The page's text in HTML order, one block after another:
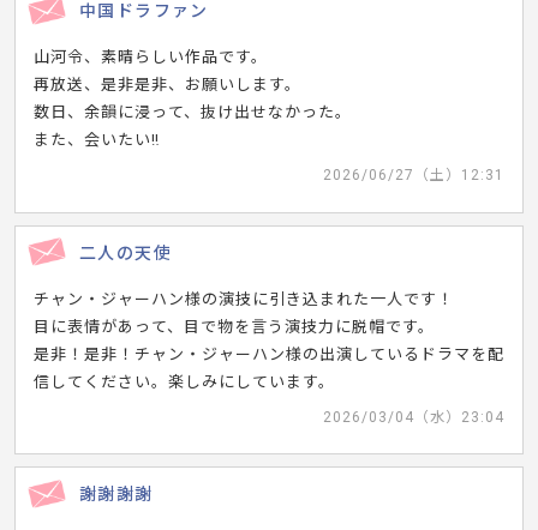
中国ドラファン
山河令、素晴らしい作品です。
再放送、是非是非、お願いします。
数日、余韻に浸って、抜け出せなかった。
また、会いたい‼️
2026/06/27（土）12:31
二人の天使
チャン・ジャーハン様の演技に引き込まれた一人です！
目に表情があって、目で物を言う演技力に脱帽です。
是非！是非！チャン・ジャーハン様の出演しているドラマを配
信してください。楽しみにしています。
2026/03/04（水）23:04
謝謝謝謝